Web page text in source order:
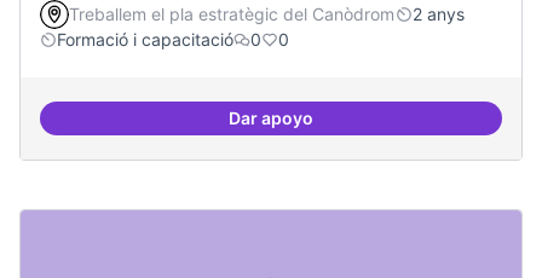
Treballem el pla estratègic del Canòdrom
2 anys
Formació i capacitació
0 0
Dar apoyoDefinició del currículum del